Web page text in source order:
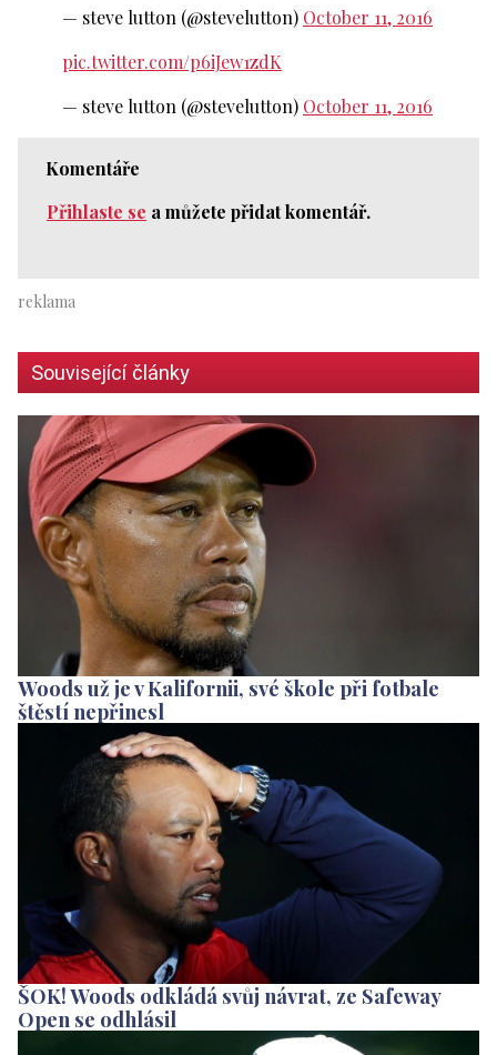
— steve lutton (@stevelutton) October 11, 2016
pic.twitter.com/p6iJew1zdK
— steve lutton (@stevelutton) October 11, 2016
Komentáře
Přihlaste se a můžete přidat komentář.
Související články
Woods už je v Kalifornii, své škole při fotbale
štěstí nepřinesl
ŠOK! Woods odkládá svůj návrat, ze Safeway
Open se odhlásil